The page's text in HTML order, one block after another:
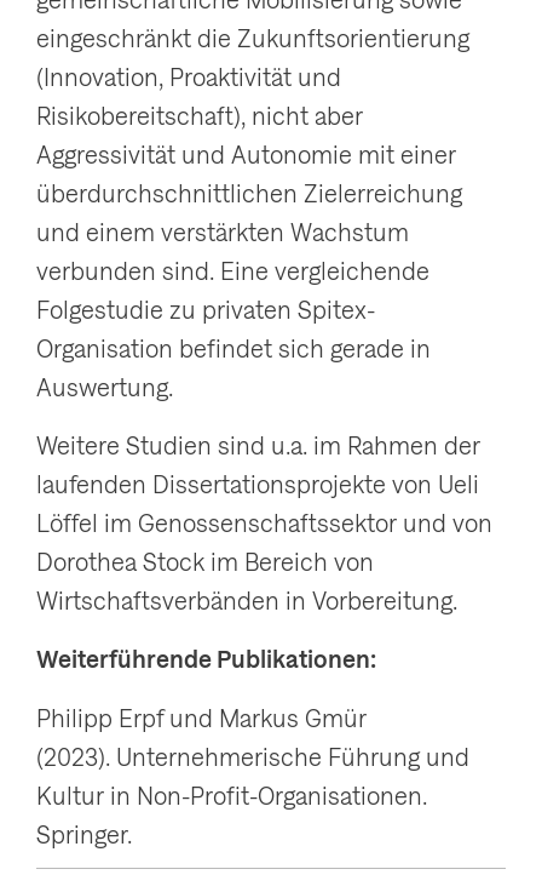
eingeschränkt die Zukunftsorientierung
(Innovation, Proaktivität und
Risikobereitschaft), nicht aber
Aggressivität und Autonomie mit einer
überdurchschnittlichen Zielerreichung
und einem verstärkten Wachstum
verbunden sind. Eine vergleichende
Folgestudie zu privaten Spitex-
Organisation befindet sich gerade in
Auswertung.
Weitere Studien sind u.a. im Rahmen der
laufenden Dissertationsprojekte von Ueli
Löffel im Genossenschaftssektor und von
Dorothea Stock im Bereich von
Wirtschaftsverbänden in Vorbereitung.
Weiterführende Publikationen:
Philipp Erpf und Markus Gmür
(2023). Unternehmerische Führung und
Kultur in Non-Profit-Organisationen.
Springer.